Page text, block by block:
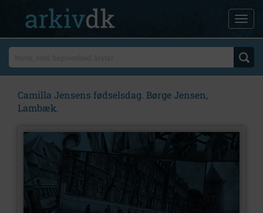
Camilla Jensens fødselsdag. Børge Jensen,
Lambæk.